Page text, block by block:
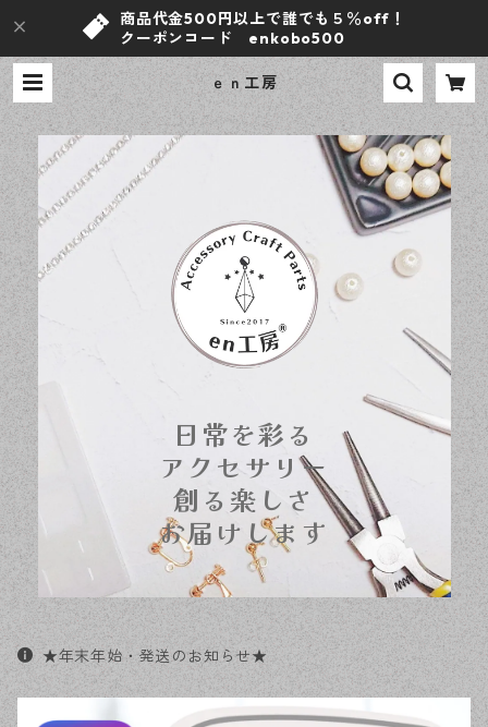
商品代金500円以上で誰でも５％off！
クーポンコード enkobo500
ｅｎ工房
日常を彩る
アクセサリー
創る楽しさ
★年末年始・発送のお知らせ★